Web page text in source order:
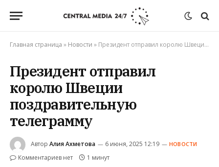
Главная страница » Новости » Президент отправил королю Швеции поздравительную телеграмму
Президент отправил
королю Швеции
поздравительную
телеграмму
Автор Алия Ахметова 6 июня, 2025 12:19 НОВОСТИ
Комментариев нет 1 минут